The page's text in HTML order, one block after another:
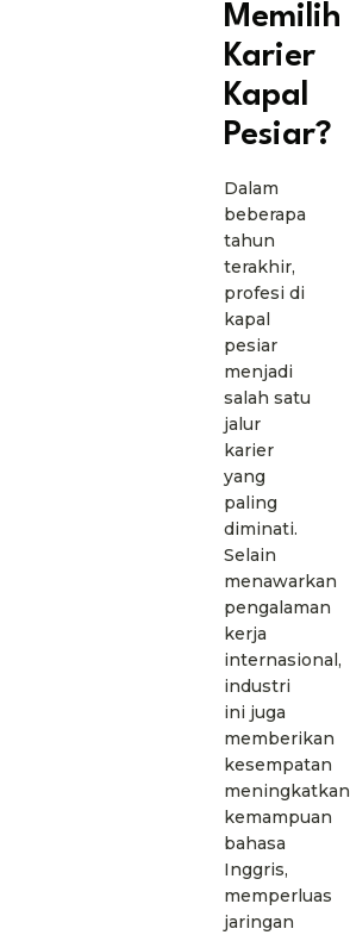
Memilih
Karier
Kapal
Pesiar?
Dalam
beberapa
tahun
terakhir,
profesi di
kapal
pesiar
menjadi
salah satu
jalur
karier
yang
paling
diminati.
Selain
menawarkan
pengalaman
kerja
internasional,
industri
ini juga
memberikan
kesempatan
meningkatkan
kemampuan
bahasa
Inggris,
memperluas
jaringan